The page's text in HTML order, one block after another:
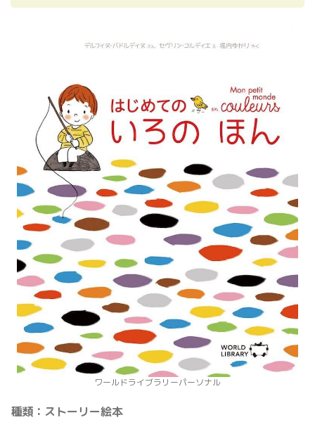
ワールドライブラリーパーソナル
種類：ストーリー絵本